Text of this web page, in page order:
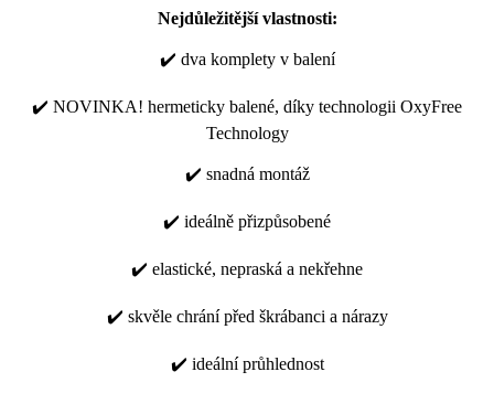
Nejdůležitější vlastnosti:
✔️ dva komplety v balení
✔️ NOVINKA! hermeticky balené, díky technologii OxyFree
Technology
✔️ snadná montáž
✔️ ideálně přizpůsobené
✔️ elastické, nepraská a nekřehne
✔️ skvěle chrání před škrábanci a nárazy
✔️ ideální průhlednost